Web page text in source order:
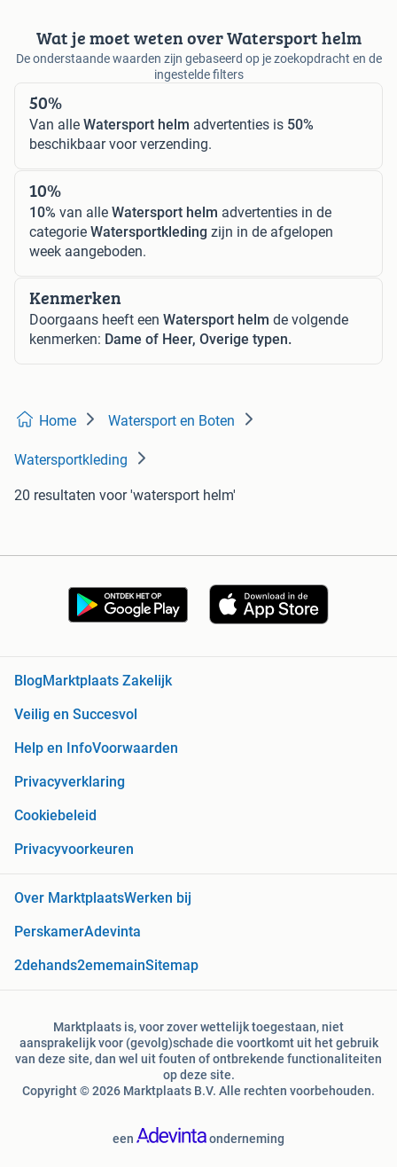
Wat je moet weten over Watersport helm
De onderstaande waarden zijn gebaseerd op je zoekopdracht en de
ingestelde filters
50%
Van alle Watersport helm advertenties is 50%
beschikbaar voor verzending.
10%
10% van alle Watersport helm advertenties in de
categorie Watersportkleding zijn in de afgelopen
week aangeboden.
Kenmerken
Doorgaans heeft een Watersport helm de volgende
kenmerken: Dame of Heer, Overige typen.
Home Watersport en Boten
Watersportkleding
20 resultaten voor 'watersport helm'
BlogMarktplaats Zakelijk
Veilig en Succesvol
Help en InfoVoorwaarden
Privacyverklaring
Cookiebeleid
Privacyvoorkeuren
Over MarktplaatsWerken bij
PerskamerAdevinta
2dehands2ememainSitemap
Marktplaats is, voor zover wettelijk toegestaan, niet
aansprakelijk voor (gevolg)schade die voortkomt uit het gebruik
van deze site, dan wel uit fouten of ontbrekende functionaliteiten
op deze site.
Copyright © 2026 Marktplaats B.V. Alle rechten voorbehouden.
een onderneming